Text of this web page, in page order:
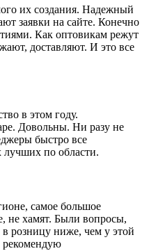
их создания. Надежный
заявки на сайте. Конечно
Как оптовикам режут
доставляют. И это все
в этом году.
Довольны. Ни разу не
быстро все
по области.
самое большое
не хамят. Были вопросы,
розницу ниже, чем у этой